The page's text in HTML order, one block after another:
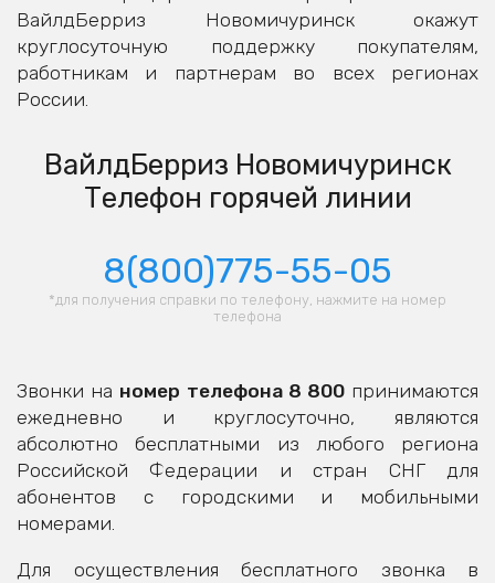
ВайлдБерриз Новомичуринск окажут
круглосуточную поддержку покупателям,
работникам и партнерам во всех регионах
России.
ВайлдБерриз Новомичуринск
Телефон горячей линии
8(800)775-55-05
*для получения справки по телефону, нажмите на номер
телефона
Звонки на номер телефона 8 800принимаются
ежедневно и круглосуточно, являются
абсолютно бесплатными из любого региона
Российской Федерации и стран СНГ для
абонентов с городскими и мобильными
номерами.
Для осуществления бесплатного звонка в